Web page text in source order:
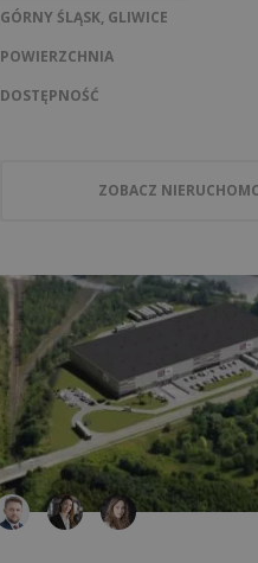
GÓRNY ŚLĄSK, GLIWICE
POWIERZCHNIA
DOSTĘPNOŚĆ
ZOBACZ